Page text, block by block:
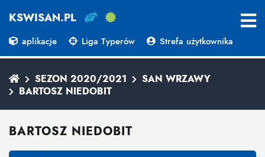
KSWISAN.PL
aplikacje Liga Typerów Strefa użytkownika
SEZON 2020/2021
SAN WRZAWY
BARTOSZ NIEDOBIT
BARTOSZ NIEDOBIT